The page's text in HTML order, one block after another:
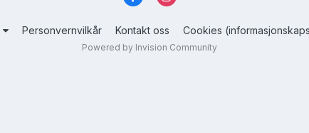
Personvernvilkår Kontakt oss Cookies
Powered by Invision Community